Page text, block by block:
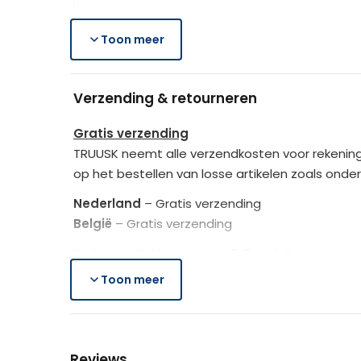
Geef je hond een comfortabele slaapplek
Merk
Rotan_kleur
Kussen_kleur
Toon meer
Verzending & retourneren
Gratis verzending
TRUUSK neemt alle verzendkosten voor
op het bestellen van losse artikelen zoals
Nederland – Gratis verzending
België – Gratis verzending
Lees hier meer..
Gratis retourneren
Toon meer